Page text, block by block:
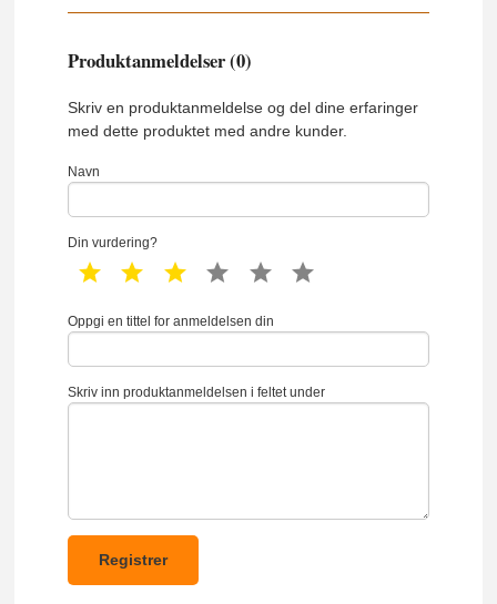
Produktanmeldelser (0)
Skriv en produktanmeldelse og del dine erfaringer
med dette produktet med andre kunder.
Navn
Din vurdering?
1 star 2 star 3 star 4 star 5 star
Oppgi en tittel for anmeldelsen din
Skriv inn produktanmeldelsen i feltet under